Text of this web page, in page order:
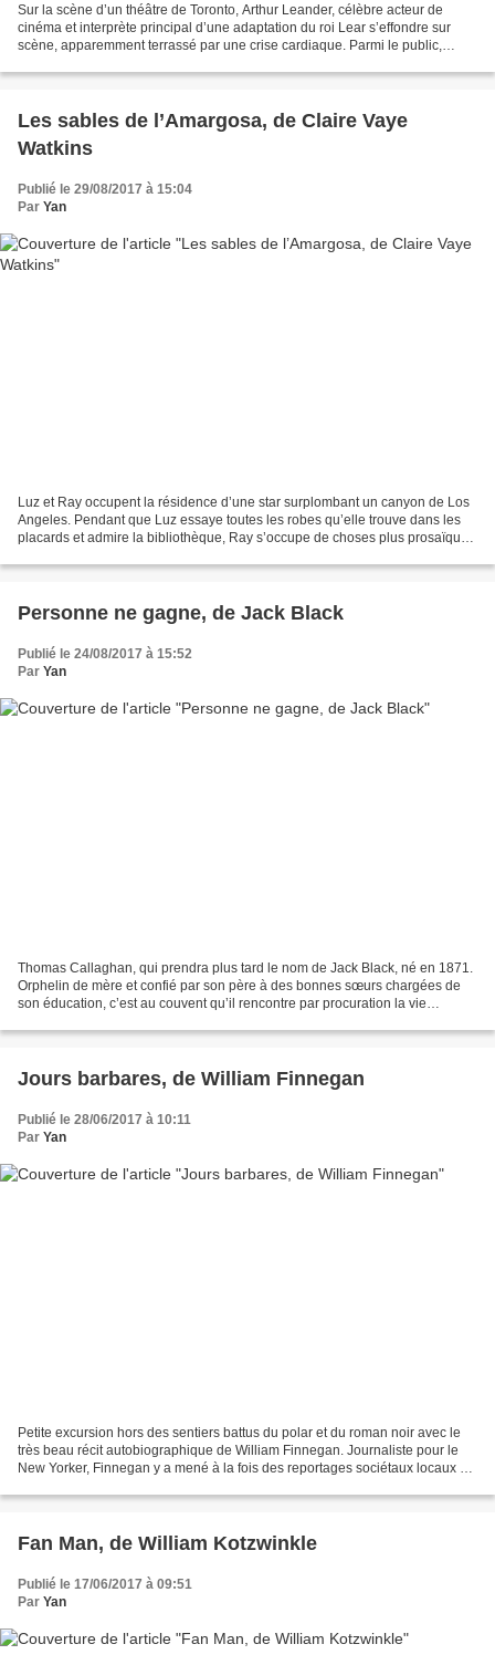
Sur la scène d’un théâtre de Toronto, Arthur Leander, célèbre acteur de
cinéma et interprète principal d’une adaptation du roi Lear s’effondre sur
scène, apparemment terrassé par une crise cardiaque. Parmi le public,
Les sables de l’Amargosa, de Claire Vaye
Watkins
Publié le 29/08/2017 à 15:04
Par Yan
Luz et Ray occupent la résidence d’une star surplombant un canyon de Los
Angeles. Pendant que Luz essaye toutes les robes qu’elle trouve dans les
placards et admire la bibliothèque, Ray s’occupe de choses plus prosaïques
Personne ne gagne, de Jack Black
Publié le 24/08/2017 à 15:52
Par Yan
Thomas Callaghan, qui prendra plus tard le nom de Jack Black, né en 1871.
Orphelin de mère et confié par son père à des bonnes sœurs chargées de
son éducation, c’est au couvent qu’il rencontre par procuration la vie
Jours barbares, de William Finnegan
Publié le 28/06/2017 à 10:11
Par Yan
Petite excursion hors des sentiers battus du polar et du roman noir avec le
très beau récit autobiographique de William Finnegan. Journaliste pour le
New Yorker, Finnegan y a mené à la fois des reportages sociétaux locaux et
Fan Man, de William Kotzwinkle
Publié le 17/06/2017 à 09:51
Par Yan